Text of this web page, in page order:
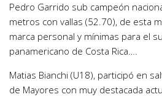
Pedro Garrido sub campeón
metros con vallas (52.70), de esta
marca personal y mínimas para el
panamericano de Costa Rica….
Matias Bianchi (U18), participó en
de Mayores con muy destacada